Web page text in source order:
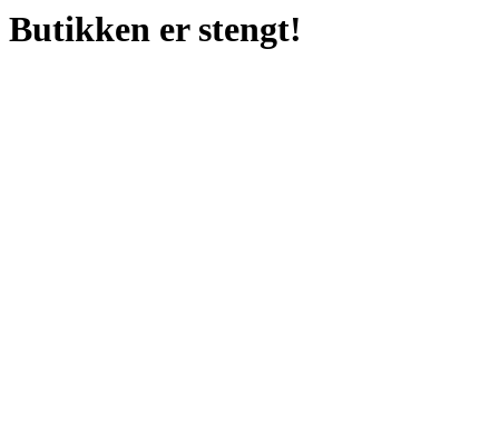
Butikken er stengt!